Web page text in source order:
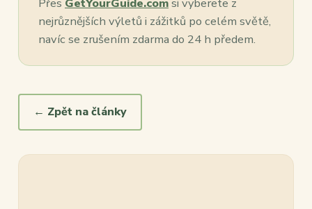
Přes GetYourGuide.comsi vyberete z
nejrůznějších výletů i zážitků po celém světě,
navíc se zrušením zdarma do 24 h předem.
← Zpět na články